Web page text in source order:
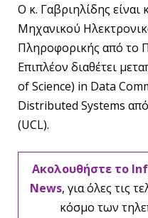
Ο κ. Γαβριηλίδης είναι
Μηχανικού
Πληροφορικής από το
Επιπλέον διαθέτει
of Science) in Data
Distributed Systems
(UCL).
Ακολουθήστε το
News, για όλες τις
κόσμο των